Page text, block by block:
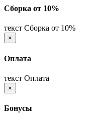
Сборка от 10%
текст Сборка от 10%
×
Оплата
текст Оплата
×
Бонусы